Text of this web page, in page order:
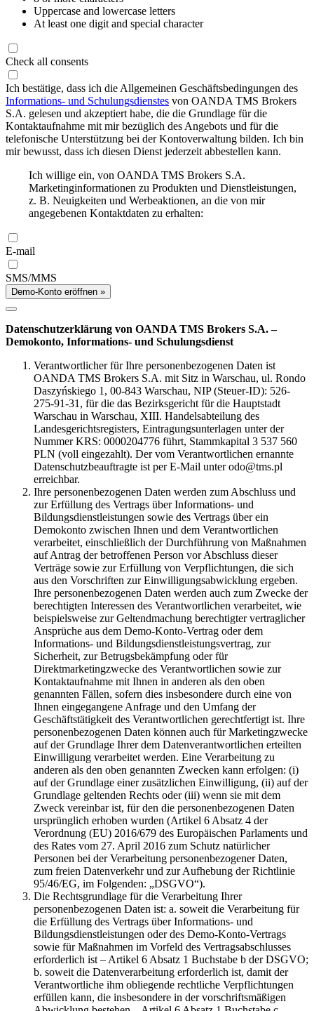
Uppercase and lowercase letters
At least one digit and special character
Check all consents
Ich bestätige, dass ich die Allgemeinen Geschäftsbedingungen des
Informations- und Schulungsdienstes von OANDA TMS Brokers
S.A. gelesen und akzeptiert habe, die die Grundlage für die
Kontaktaufnahme mit mir bezüglich des Angebots und für die
telefonische Unterstützung bei der Kontoverwaltung bilden. Ich bin
mir bewusst, dass ich diesen Dienst jederzeit abbestellen kann.
Ich willige ein, von OANDA TMS Brokers S.A.
Marketinginformationen zu Produkten und Dienstleistungen,
z. B. Neuigkeiten und Werbeaktionen, an die von mir
angegebenen Kontaktdaten zu erhalten:
E-mail
SMS/MMS
Demo-Konto eröffnen »
Datenschutzerklärung von OANDA TMS Brokers S.A. –
Demokonto, Informations- und Schulungsdienst
Verantwortlicher für Ihre personenbezogenen Daten ist
OANDA TMS Brokers S.A. mit Sitz in Warschau, ul. Rondo
Daszyńskiego 1, 00-843 Warschau, NIP (Steuer-ID): 526-
275-91-31, für die das Bezirksgericht für die Hauptstadt
Warschau in Warschau, XIII. Handelsabteilung des
Landesgerichtsregisters, Eintragungsunterlagen unter der
Nummer KRS: 0000204776 führt, Stammkapital 3 537 560
PLN (voll eingezahlt). Der vom Verantwortlichen ernannte
Datenschutzbeauftragte ist per E-Mail unter odo@tms.pl
erreichbar.
Ihre personenbezogenen Daten werden zum Abschluss und
zur Erfüllung des Vertrags über Informations- und
Bildungsdienstleistungen sowie des Vertrags über ein
Demokonto zwischen Ihnen und dem Verantwortlichen
verarbeitet, einschließlich der Durchführung von Maßnahmen
auf Antrag der betroffenen Person vor Abschluss dieser
Verträge sowie zur Erfüllung von Verpflichtungen, die sich
aus den Vorschriften zur Einwilligungsabwicklung ergeben.
Ihre personenbezogenen Daten werden auch zum Zwecke der
berechtigten Interessen des Verantwortlichen verarbeitet, wie
beispielsweise zur Geltendmachung berechtigter vertraglicher
Ansprüche aus dem Demo-Konto-Vertrag oder dem
Informations- und Bildungsdienstleistungsvertrag, zur
Sicherheit, zur Betrugsbekämpfung oder für
Direktmarketingzwecke des Verantwortlichen sowie zur
Kontaktaufnahme mit Ihnen in anderen als den oben
genannten Fällen, sofern dies insbesondere durch eine von
Ihnen eingegangene Anfrage und den Umfang der
Geschäftstätigkeit des Verantwortlichen gerechtfertigt ist. Ihre
personenbezogenen Daten können auch für Marketingzwecke
auf der Grundlage Ihrer dem Datenverantwortlichen erteilten
Einwilligung verarbeitet werden. Eine Verarbeitung zu
anderen als den oben genannten Zwecken kann erfolgen: (i)
auf der Grundlage einer zusätzlichen Einwilligung, (ii) auf der
Grundlage geltenden Rechts oder (iii) wenn sie mit dem
Zweck vereinbar ist, für den die personenbezogenen Daten
ursprünglich erhoben wurden (Artikel 6 Absatz 4 der
Verordnung (EU) 2016/679 des Europäischen Parlaments und
des Rates vom 27. April 2016 zum Schutz natürlicher
Personen bei der Verarbeitung personenbezogener Daten,
zum freien Datenverkehr und zur Aufhebung der Richtlinie
95/46/EG, im Folgenden: „DSGVO“).
Die Rechtsgrundlage für die Verarbeitung Ihrer
personenbezogenen Daten ist: a. soweit die Verarbeitung für
die Erfüllung des Vertrags über Informations- und
Bildungsdienstleistungen oder des Demo-Konto-Vertrags
sowie für Maßnahmen im Vorfeld des Vertragsabschlusses
erforderlich ist – Artikel 6 Absatz 1 Buchstabe b der DSGVO;
b. soweit die Datenverarbeitung erforderlich ist, damit der
Verantwortliche ihm obliegende rechtliche Verpflichtungen
erfüllen kann, die insbesondere in der vorschriftsmäßigen